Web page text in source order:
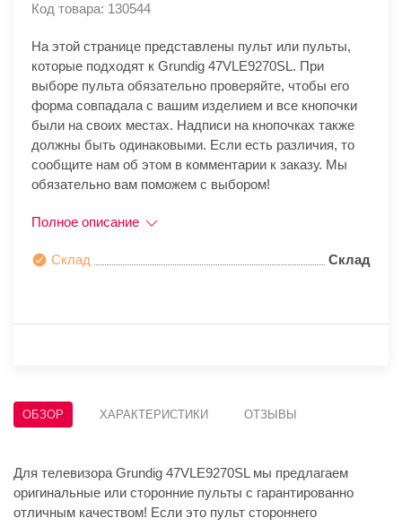
Код товара: 130544
На этой странице представлены пульт или пульты,
которые подходят к Grundig 47VLE9270SL. При
выборе пульта обязательно проверяйте, чтобы его
форма совпадала с вашим изделием и все кнопочки
были на своих местах. Надписи на кнопочках также
должны быть одинаковыми. Если есть различия, то
сообщите нам об этом в комментарии к заказу. Мы
обязательно вам поможем с выбором!
Полное описание
Склад Склад
ОБЗОР ХАРАКТЕРИСТИКИ ОТЗЫВЫ
Для телевизора Grundig 47VLE9270SL мы предлагаем
оригинальные или сторонние пульты с гарантированно
отличным качеством! Если это пульт стороннего